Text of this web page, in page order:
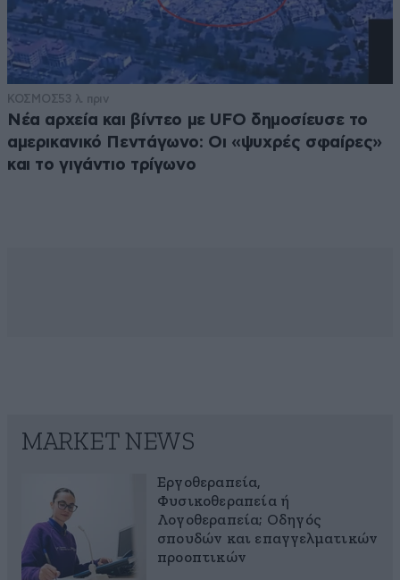
ΚΟΣΜΟΣ53 λ. πριν
Νέα αρχεία και βίντεο με UFO δημοσίευσε το
αμερικανικό Πεντάγωνο: Οι «ψυχρές σφαίρες»
και το γιγάντιο τρίγωνο
MARKET NEWS
Εργοθεραπεία,
Φυσικοθεραπεία ή
Λογοθεραπεία; Οδηγός
σπουδών και επαγγελματικών
προοπτικών